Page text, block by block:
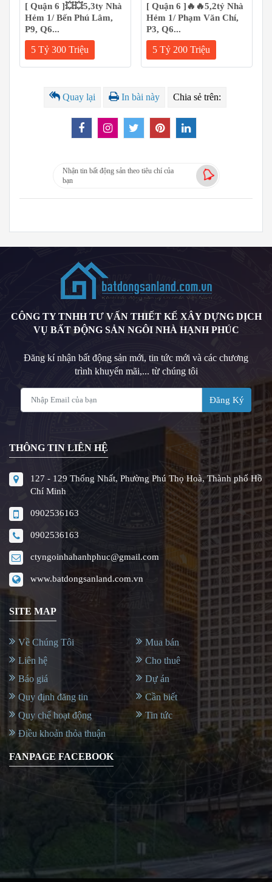
[ Quận 6 ]💥💥5,3ty Nhà
Hẻm 1/ Bến Phú Lâm,
P9, Q6...
5 Tỷ 300 Triệu
[ Quận 6 ]🔥🔥5,2tỷ Nhà
Hẻm 1/ Phạm Văn Chí,
P3, Q6...
5 Tỷ 200 Triệu
Quay lại In bài này Chia sẻ trên:
Nhận tin bất động sản theo tiêu chí của
bạn
CÔNG TY TNHH TƯ VẤN THIẾT KẾ XÂY DỰNG DỊCH
VỤ BẤT ĐỘNG SẢN NGÔI NHÀ HẠNH PHÚC
Đăng kí nhận bất động sản mới, tin tức mới và các chương
trình khuyến mãi,... từ chúng tôi
Đăng Ký
THÔNG TIN LIÊN HỆ
127 - 129 Thống Nhất, Phường Phú Thọ Hoà, Thành phố Hồ
Chí Minh
0902536163
0902536163
ctyngoinhahanhphuc@gmail.com
www.batdongsanland.com.vn
SITE MAP
Về Chúng Tôi
Liên hệ
Báo giá
Quy định đăng tin
Quy chế hoạt động
Điều khoản thỏa thuận
Mua bán
Cho thuê
Dự án
Cần biết
Tin tức
FANPAGE FACEBOOK